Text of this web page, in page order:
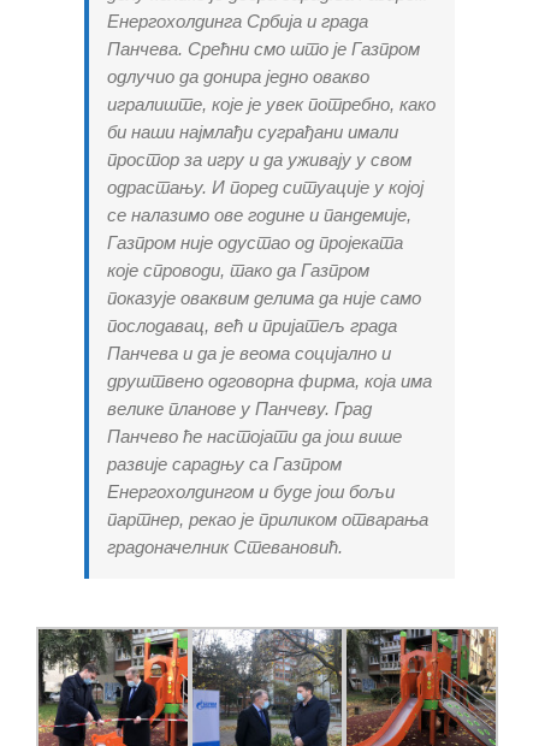
Енергохолдинга Србија и града
Панчева. Срећни смо што је Газпром
одлучио да донира једно овакво
игралиште, које је увек потребно, како
би наши најмлађи суграђани имали
простор за игру и да уживају у свом
одрастању. И поред ситуације у којој
се налазимо ове године и пандемије,
Газпром није одустао од пројеката
које спроводи, тако да Газпром
показује оваквим делима да није само
послодавац, већ и пријатељ града
Панчева и да је веома социјално и
друштвено одговорна фирма, која има
велике планове у Панчеву. Град
Панчево ће настојати да још више
развије сарадњу са Газпром
Енергохолдингом и буде још бољи
партнер, рекао је приликом отварања
градоначелник Стевановић.